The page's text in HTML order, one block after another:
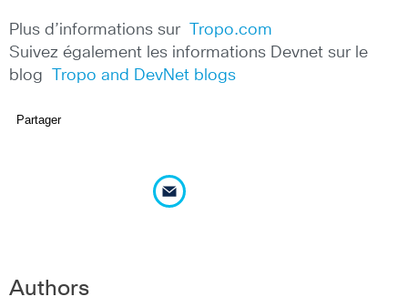
Plus d’informations sur
Tropo.com
Suivez également les informations Devnet sur le
blog
Tropo and DevNet blogs
Partager
Authors